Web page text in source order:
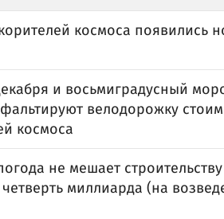
космоса появились
и восьмиградусный
велодорожку
космоса
не мешает
миллиарда (на